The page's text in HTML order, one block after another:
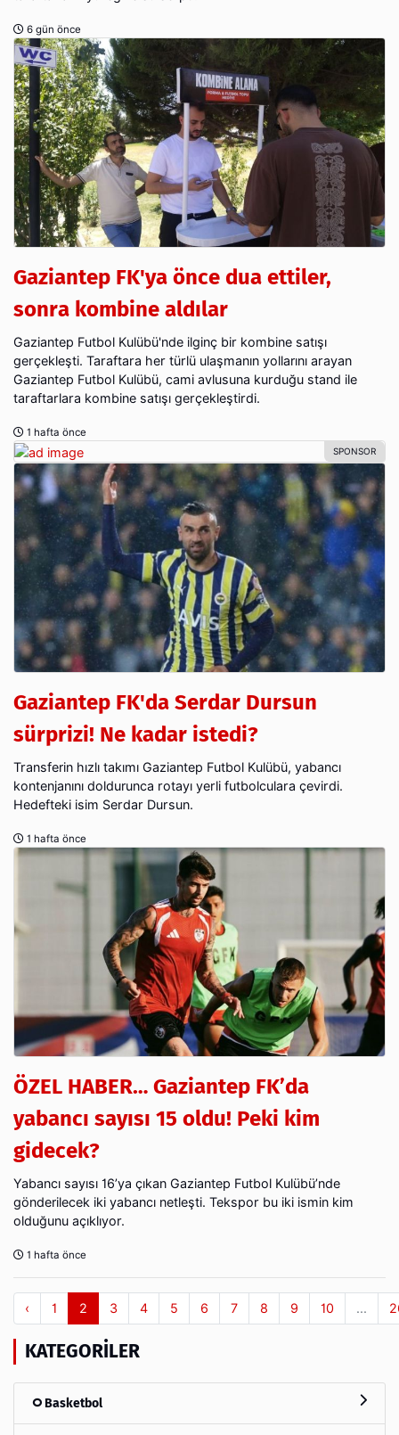
6 gün önce
Gaziantep FK'ya önce dua ettiler,
sonra kombine aldılar
Gaziantep Futbol Kulübü'nde ilginç bir kombine satışı
gerçekleşti. Taraftara her türlü ulaşmanın yollarını arayan
Gaziantep Futbol Kulübü, cami avlusuna kurduğu stand ile
taraftarlara kombine satışı gerçekleştirdi.
1 hafta önce
Gaziantep FK'da Serdar Dursun
sürprizi! Ne kadar istedi?
Transferin hızlı takımı Gaziantep Futbol Kulübü, yabancı
kontenjanını doldurunca rotayı yerli futbolculara çevirdi.
Hedefteki isim Serdar Dursun.
1 hafta önce
ÖZEL HABER… Gaziantep FK’da
yabancı sayısı 15 oldu! Peki kim
gidecek?
Yabancı sayısı 16’ya çıkan Gaziantep Futbol Kulübü’nde
gönderilecek iki yabancı netleşti. Tekspor bu iki ismin kim
olduğunu açıklıyor.
1 hafta önce
‹ 1 2 3 4 5 6 7 8 9 10 ...
KATEGORILER
Basketbol